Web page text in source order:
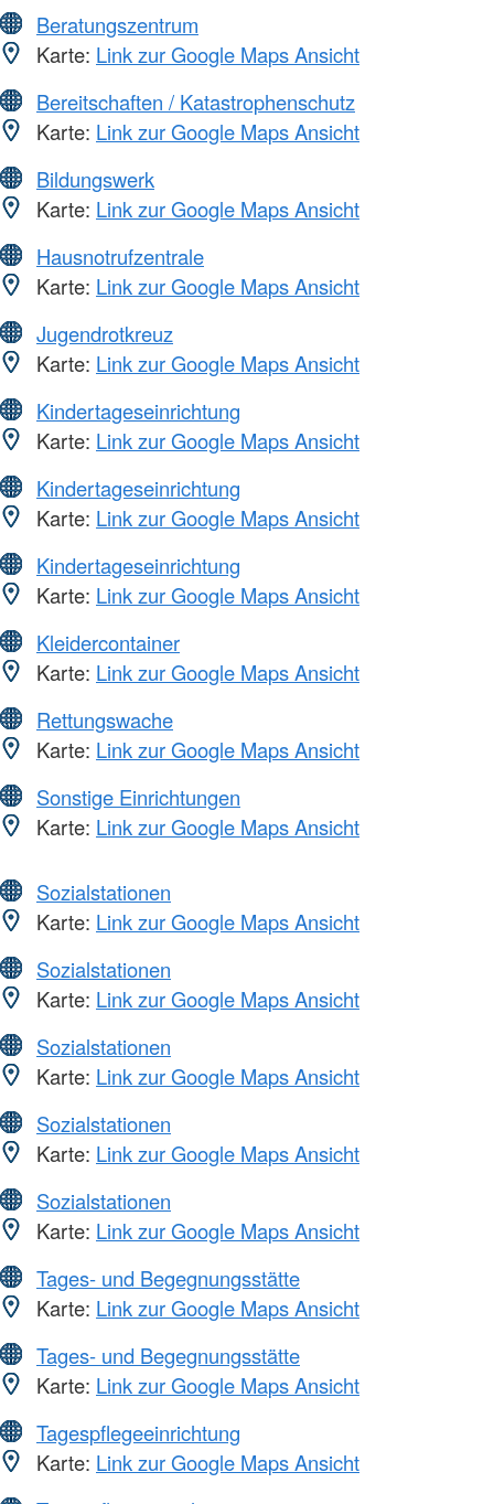
Beratungszentrum
Karte: Link zur Google Maps Ansicht
Bereitschaften / Katastrophenschutz
Karte: Link zur Google Maps Ansicht
Bildungswerk
Karte: Link zur Google Maps Ansicht
Hausnotrufzentrale
Karte: Link zur Google Maps Ansicht
Jugendrotkreuz
Karte: Link zur Google Maps Ansicht
Kindertageseinrichtung
Karte: Link zur Google Maps Ansicht
Kindertageseinrichtung
Karte: Link zur Google Maps Ansicht
Kindertageseinrichtung
Karte: Link zur Google Maps Ansicht
Kleidercontainer
Karte: Link zur Google Maps Ansicht
Rettungswache
Karte: Link zur Google Maps Ansicht
Sonstige Einrichtungen
Karte: Link zur Google Maps Ansicht
Sozialstationen
Karte: Link zur Google Maps Ansicht
Sozialstationen
Karte: Link zur Google Maps Ansicht
Sozialstationen
Karte: Link zur Google Maps Ansicht
Sozialstationen
Karte: Link zur Google Maps Ansicht
Sozialstationen
Karte: Link zur Google Maps Ansicht
Tages- und Begegnungsstätte
Karte: Link zur Google Maps Ansicht
Tages- und Begegnungsstätte
Karte: Link zur Google Maps Ansicht
Tagespflegeeinrichtung
Karte: Link zur Google Maps Ansicht